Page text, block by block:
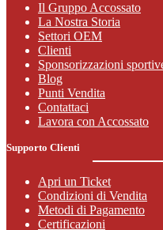
Il Gruppo Accossato
La Nostra Storia
Settori OEM
Clienti
Sponsorizzazioni
Blog
Punti Vendita
Contattaci
Lavora con Accossato
Supporto Clienti
Apri un Ticket
Condizioni di Vendita
Metodi di Pagamento
Certificazioni